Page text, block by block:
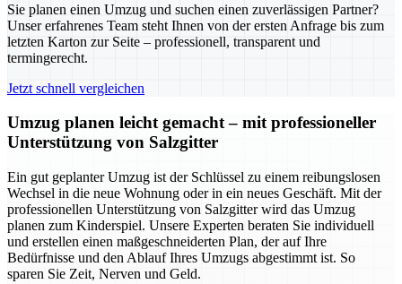
Sie planen einen Umzug und suchen einen zuverlässigen Partner?
Unser erfahrenes Team steht Ihnen von der ersten Anfrage bis zum
letzten Karton zur Seite – professionell, transparent und
termingerecht.
Jetzt schnell vergleichen
Umzug planen leicht gemacht – mit professioneller
Unterstützung von Salzgitter
Ein gut geplanter Umzug ist der Schlüssel zu einem reibungslosen
Wechsel in die neue Wohnung oder in ein neues Geschäft. Mit der
professionellen Unterstützung von Salzgitter wird das Umzug
planen zum Kinderspiel. Unsere Experten beraten Sie individuell
und erstellen einen maßgeschneiderten Plan, der auf Ihre
Bedürfnisse und den Ablauf Ihres Umzugs abgestimmt ist. So
sparen Sie Zeit, Nerven und Geld.